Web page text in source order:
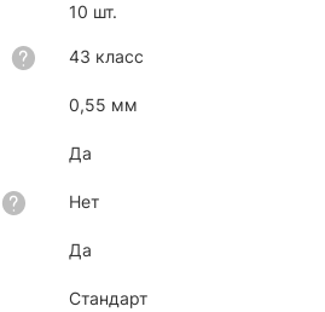
10 шт.
43 класс
0,55 мм
Да
Нет
Да
Стандарт